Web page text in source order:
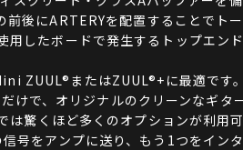
前後にARTERYを配置することでト
用したボードで発生するトップエン
ZUUL®またはZUUL®+に最適です
けで、オリジナルのクリーンなギタ
は驚くほど多くのオプションが利用
号をアンプに送り、もう1つをイン